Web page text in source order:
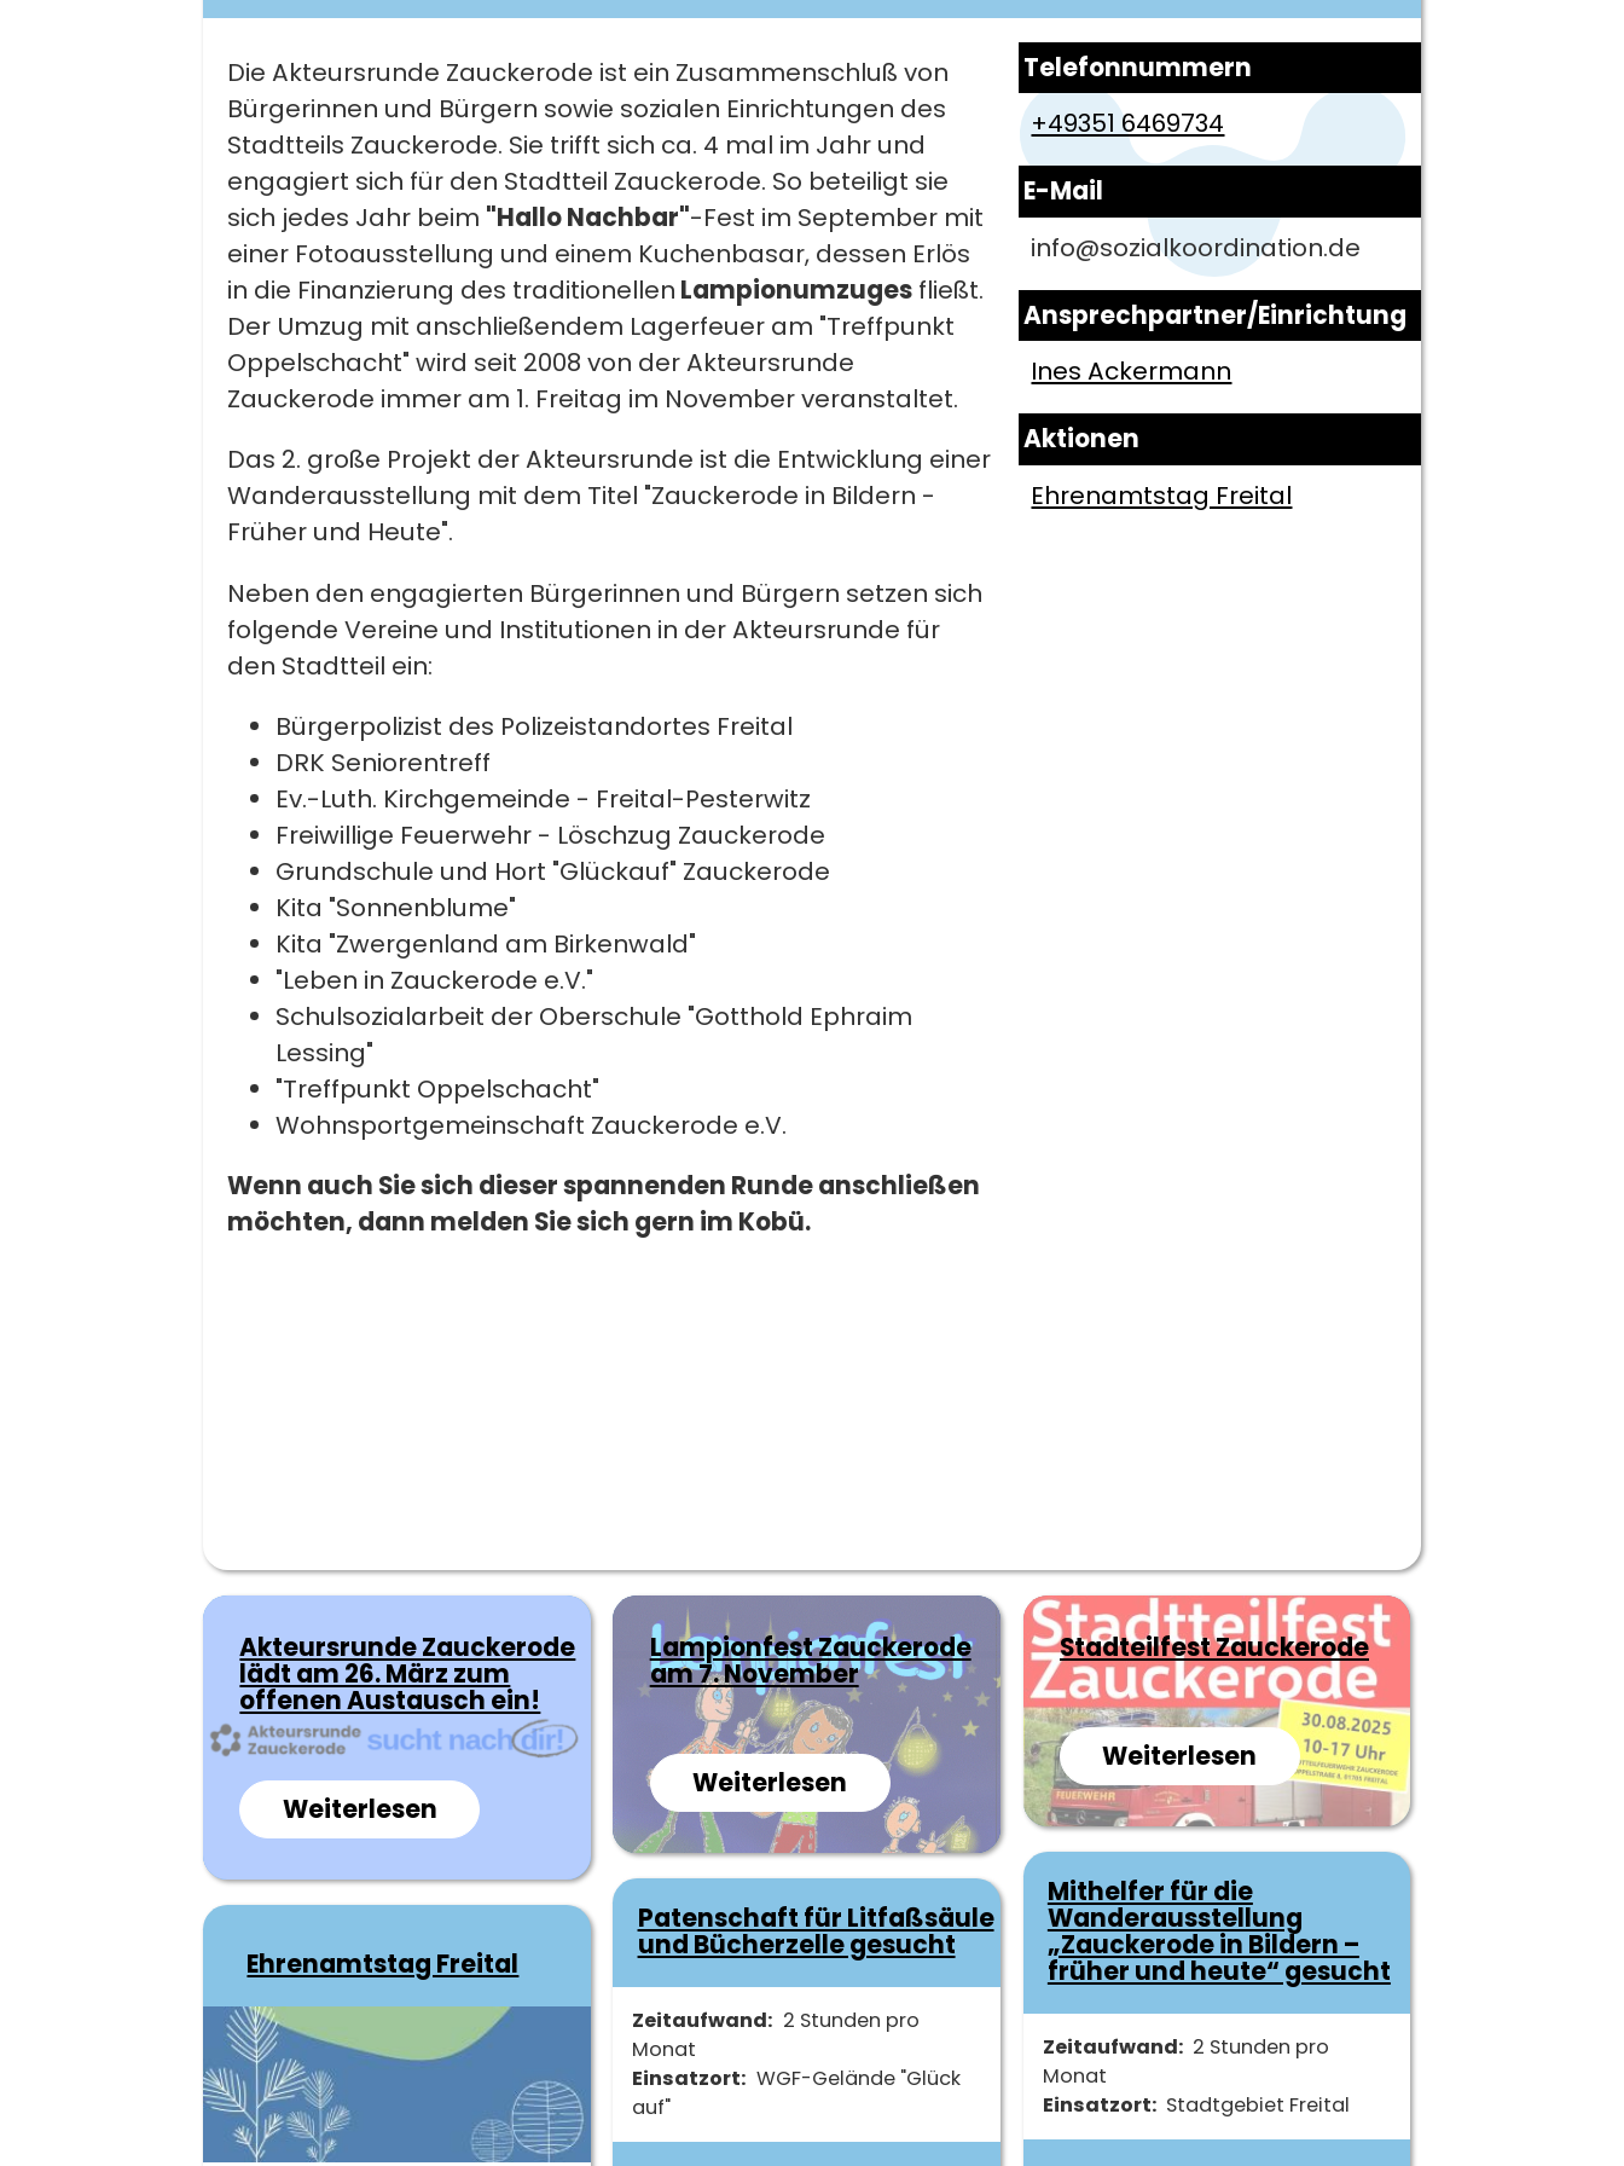
Die Akteursrunde Zauckerode ist ein Zusammenschluß von
Bürgerinnen und Bürgern sowie sozialen Einrichtungen des
Stadtteils Zauckerode. Sie trifft sich ca. 4 mal im Jahr und
engagiert sich für den Stadtteil Zauckerode. So beteiligt sie
sich jedes Jahr beim "Hallo Nachbar"-Fest im September mit
einer Fotoausstellung und einem Kuchenbasar, dessen Erlös
in die Finanzierung des traditionellen Lampionumzuges fließt.
Der Umzug mit anschließendem Lagerfeuer am "Treffpunkt
Oppelschacht" wird seit 2008 von der Akteursrunde
Zauckerode immer am 1. Freitag im November veranstaltet.
Das 2. große Projekt der Akteursrunde ist die Entwicklung einer
Wanderausstellung mit dem Titel "Zauckerode in Bildern -
Früher und Heute".
Neben den engagierten Bürgerinnen und Bürgern setzen sich
folgende Vereine und Institutionen in der Akteursrunde für
den Stadtteil ein:
Bürgerpolizist des Polizeistandortes Freital
DRK Seniorentreff
Ev.-Luth. Kirchgemeinde - Freital-Pesterwitz
Freiwillige Feuerwehr - Löschzug Zauckerode
Grundschule und Hort "Glückauf" Zauckerode
Kita "Sonnenblume"
Kita "Zwergenland am Birkenwald"
"Leben in Zauckerode e.V."
Schulsozialarbeit der Oberschule "Gotthold Ephraim
Lessing"
"Treffpunkt Oppelschacht"
Wohnsportgemeinschaft Zauckerode e.V.
Wenn auch Sie sich dieser spannenden Runde anschließen
möchten, dann melden Sie sich gern im Kobü.
Telefonnummern
+49351 6469734
E-Mail
info@sozialkoordination.de
Ansprechpartner/Einrichtung
Ines Ackermann
Aktionen
Ehrenamtstag Freital
Akteursrunde Zauckerode
lädt am 26. März zum
offenen Austausch ein!
Weiterlesen über
Akteursrunde
Zauckerode
am
März
zum
offenen
Austausch
Lampionfest Zauckerode
am 7. November
Weiterlesen über
Lampionfest
Zauckerode
7.
November
Stadteilfest Zauckerode
Weiterlesen über
Stadteilfest
Zauckerode
Mithelfer für die
Wanderausstellung
„Zauckerode in Bildern –
früher und heute“ gesucht
Zeitaufwand
2 Stunden pro
Monat
Einsatzort
Stadtgebiet Freital
Patenschaft für Litfaßsäule
und Bücherzelle gesucht
Zeitaufwand
2 Stunden pro
Monat
Einsatzort
WGF-Gelände "Glück
auf"
Ehrenamtstag Freital